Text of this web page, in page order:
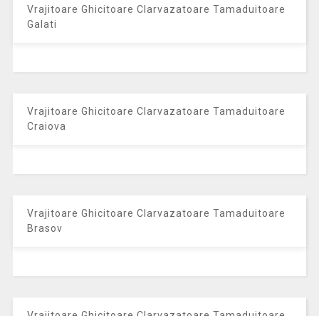
Vrajitoare Ghicitoare Clarvazatoare Tamaduitoare
Galati
Vrajitoare Ghicitoare Clarvazatoare Tamaduitoare
Craiova
Vrajitoare Ghicitoare Clarvazatoare Tamaduitoare
Brasov